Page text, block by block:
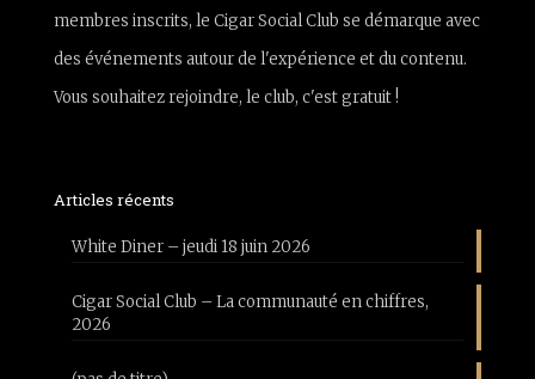
membres inscrits, le Cigar Social Club se démarque avec
des événements autour de l'expérience et du contenu.
Vous souhaitez rejoindre, le club, c'est gratuit !
Articles récents
White Diner – jeudi 18 juin 2026
Cigar Social Club – La communauté en chiffres,
2026